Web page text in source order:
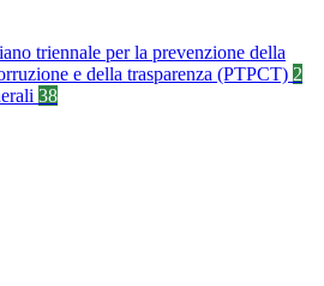
triennale per la prevenzione della
e della trasparenza (PTPCT) 2
38